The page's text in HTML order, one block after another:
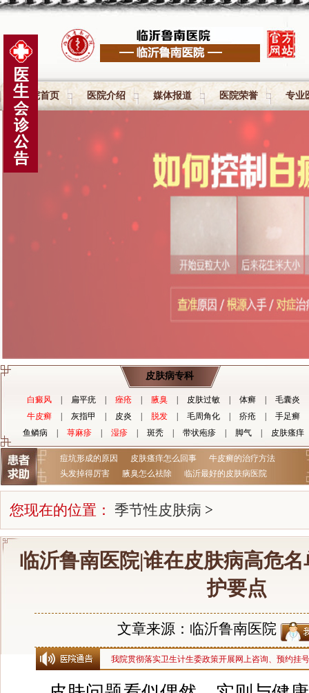
医院首页 医院介绍 媒体报道 医院荣誉 专业
皮肤病专科
白癜风 扁平疣 痤疮 腋臭 皮肤过敏 体癣
毛囊炎
牛皮癣
灰指甲 皮炎 脱发 毛周角化 疥疮
手足癣
鱼鳞病
荨麻疹 湿疹 斑秃 带状疱疹 脚气 皮肤瘙痒
痘坑形成的原因 皮肤瘙痒怎么回事
牛皮癣的治疗方法
头发掉得厉害
腋臭怎么祛除 临沂最好的皮肤病医院
您现在的位置： 季节性皮肤病 >
临沂鲁南医院|谁在皮肤病高危
护要点
文章来源：临沂鲁南医院
我院贯彻落实卫生计生委政策开展网上咨询、预约挂